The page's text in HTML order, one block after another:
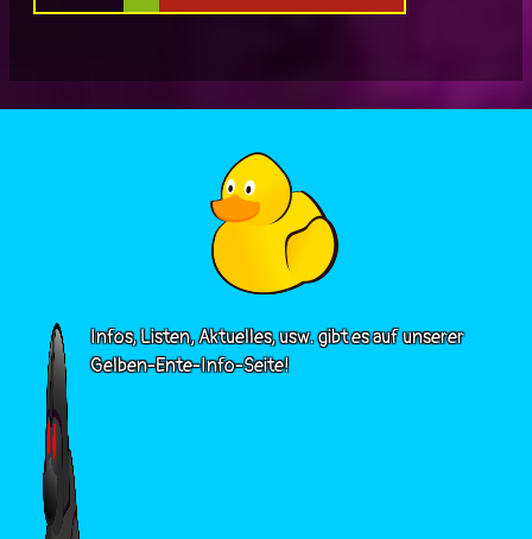
Infos, Listen, Aktuelles, usw. gibt es auf unserer
Gelben-Ente-Info-Seite!